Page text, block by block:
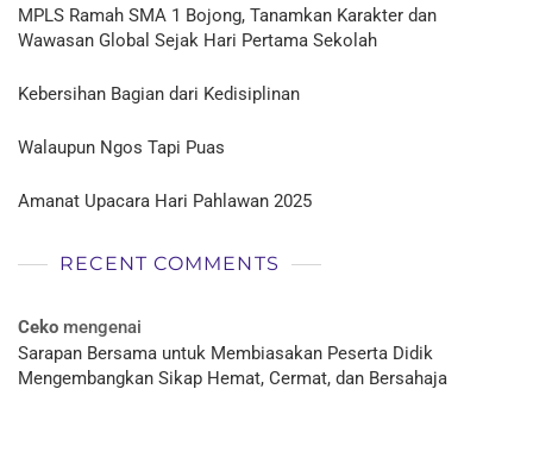
MPLS Ramah SMA 1 Bojong, Tanamkan Karakter dan
Wawasan Global Sejak Hari Pertama Sekolah
Kebersihan Bagian dari Kedisiplinan
Walaupun Ngos Tapi Puas
Amanat Upacara Hari Pahlawan 2025
RECENT COMMENTS
Ceko mengenai
Sarapan Bersama untuk Membiasakan Peserta Didik
Mengembangkan Sikap Hemat, Cermat, dan Bersahaja